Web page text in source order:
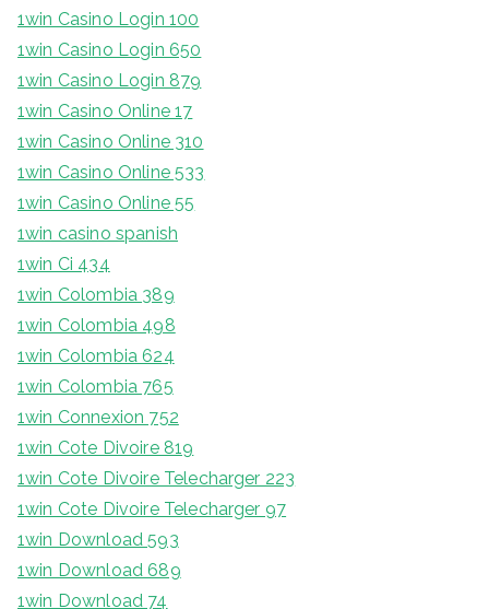
1win Casino Login 100
1win Casino Login 650
1win Casino Login 879
1win Casino Online 17
1win Casino Online 310
1win Casino Online 533
1win Casino Online 55
1win casino spanish
1win Ci 434
1win Colombia 389
1win Colombia 498
1win Colombia 624
1win Colombia 765
1win Connexion 752
1win Cote Divoire 819
1win Cote Divoire Telecharger 223
1win Cote Divoire Telecharger 97
1win Download 593
1win Download 689
1win Download 74